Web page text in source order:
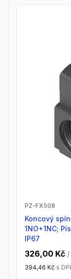
PZ-FX508
Koncový spínač s čepem_PG 13,5; Plast;
1NO+1NC;
IP67
326,00 Kč /
394,46 Kč s